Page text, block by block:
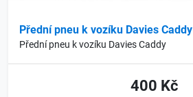
Přední pneu k vozíku Davies Caddy
Přední pneu k vozíku Davies Caddy
400 Kč